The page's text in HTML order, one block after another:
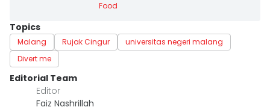
Food
Topics
Malang Rujak Cingur
universitas negeri malang
Divert me
Editorial Team
Editor
Faiz Nashrillah